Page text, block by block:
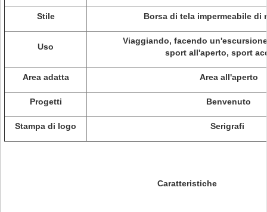
Stile Borsa di tela impermeabile di
Uso
Viaggiando, facendo
sport all'aperto, sport
Area adatta Area all'aperto
Progetti Benvenuto
Stampa di logo Serigrafi
Caratteristiche